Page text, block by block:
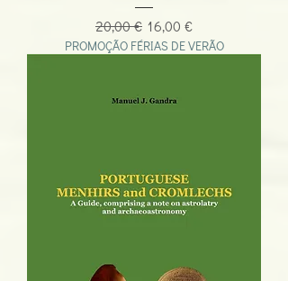
Preço normal
20,00 € Preço promocional
16,00 €
PROMOÇÃO FÉRIAS DE VERÃO